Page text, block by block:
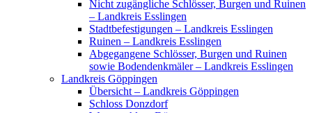
Nicht zugängliche Schlösser, Burgen und Ruinen
– Landkreis Esslingen
Stadtbefestigungen – Landkreis Esslingen
Ruinen – Landkreis Esslingen
Abgegangene Schlösser, Burgen und Ruinen
sowie Bodendenkmäler – Landkreis Esslingen
Landkreis Göppingen
Übersicht – Landkreis Göppingen
Schloss Donzdorf